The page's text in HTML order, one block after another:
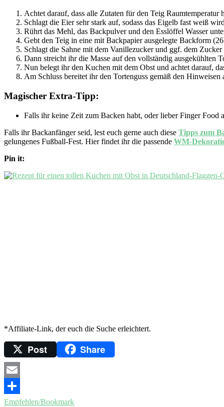
Achtet darauf, dass alle Zutaten für den Teig
Schlagt die Eier sehr stark auf, sodass das Eigelb fast weiß
Rührt das Mehl, das Backpulver und den Esslöffel Wasser
Gebt den Teig in eine mit Backpapier ausgelegte Backform
Schlagt die Sahne mit dem Vanillezucker und ggf. dem
Dann streicht ihr die Masse auf den vollständig ausgekühlten
Nun belegt ihr den Kuchen mit dem Obst und achtet darauf,
Am Schluss bereitet ihr den Tortenguss gemäß den
Magischer Extra-Tipp:
Falls ihr keine Zeit zum Backen habt, oder lieber Finger Food
Falls ihr Backanfänger seid, lest euch gerne auch diese Tipps zum
gelungenes Fußball-Fest. Hier findet ihr die passende WM-
Pin it:
*Affiliate-Link, der euch die Suche erleichtert.
Post Share
Email
Empfehlen/Bookmark